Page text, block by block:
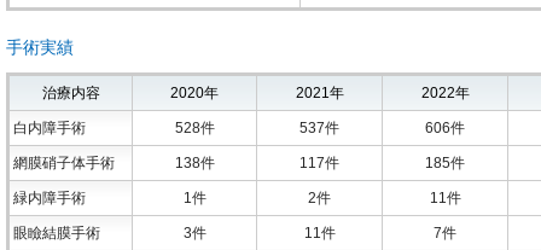
手術実績
治療内容 2020年 2021年 2022年
白内障手術 528件 537件 606件
網膜硝子体手術 138件 117件 185件
緑内障手術 1件 2件 11件
眼瞼結膜手術 3件 11件 7件